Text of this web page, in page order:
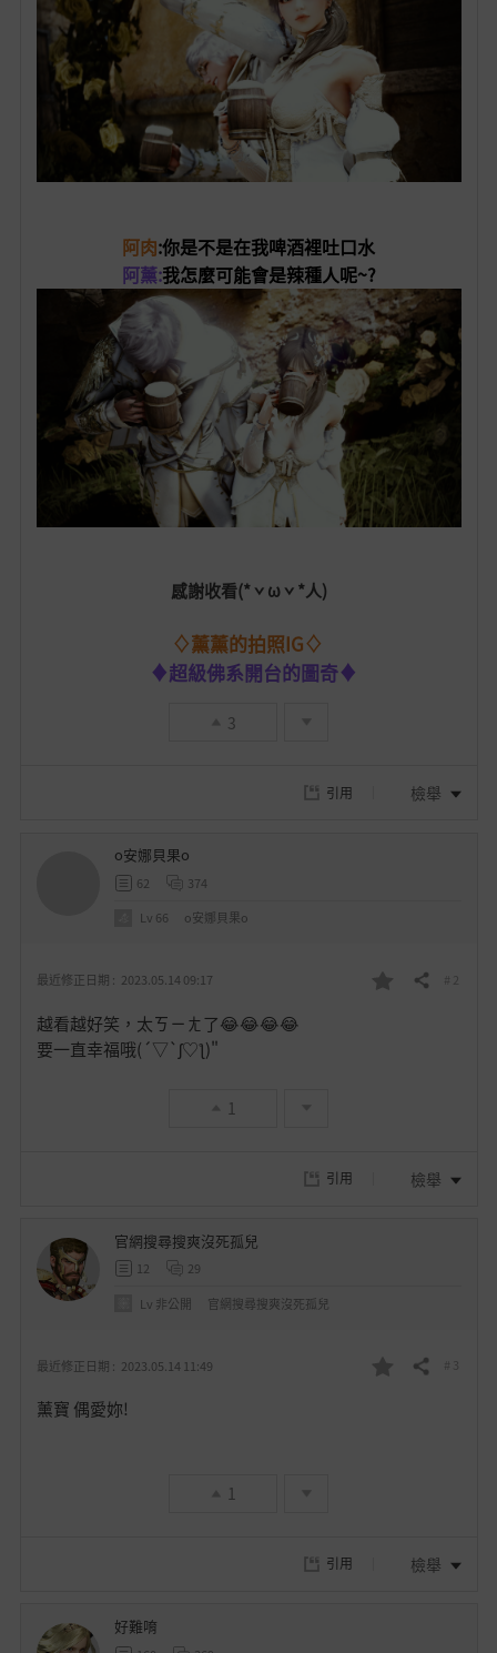
阿肉:你是不是在我啤酒裡吐口水
阿薰:我怎麼可能會是辣種人呢~?
感謝收看(*ˇωˇ*人)
♢薰薰的拍照IG♢
♦超級佛系開台的圖奇♦
3
引用 檢舉
最近修正日期 : 2023.05.14 09:17 分享 # 2
越看越好笑，太ㄎㄧㄤ了😂😂😂😂
要一直幸福哦(´▽`ʃ♡ƪ)"
1
o安娜貝果o
62
374
Lv 66 o安娜貝果o
引用 檢舉
最近修正日期 : 2023.05.14 11:49
我
分享 # 3
薰寶 偶愛妳!
1
官網搜尋搜爽沒死孤兒
12
29
Lv 非公開 官網搜尋搜爽沒死孤兒
引用 檢舉
好難唷